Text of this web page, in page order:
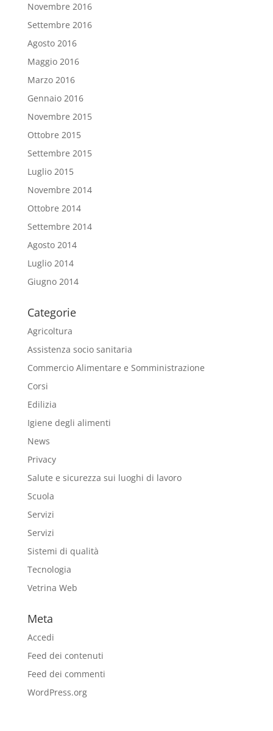
Novembre 2016
Settembre 2016
Agosto 2016
Maggio 2016
Marzo 2016
Gennaio 2016
Novembre 2015
Ottobre 2015
Settembre 2015
Luglio 2015
Novembre 2014
Ottobre 2014
Settembre 2014
Agosto 2014
Luglio 2014
Giugno 2014
Categorie
Agricoltura
Assistenza socio sanitaria
Commercio Alimentare e Somministrazione
Corsi
Edilizia
Igiene degli alimenti
News
Privacy
Salute e sicurezza sui luoghi di lavoro
Scuola
Servizi
Servizi
Sistemi di qualità
Tecnologia
Vetrina Web
Meta
Accedi
Feed dei contenuti
Feed dei commenti
WordPress.org